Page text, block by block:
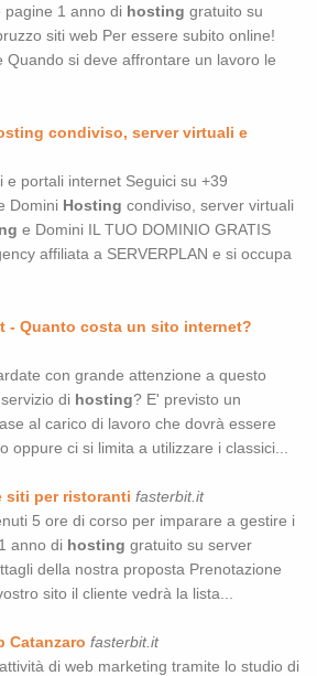
pagine 1 anno di hosting gratuito su
siti web Per essere subito online!
Quando si deve affrontare un lavoro le
condiviso, server virtuali e
e portali internet Seguici su +39
Domini Hosting condiviso, server virtuali
e Domini IL TUO DOMINIO GRATIS
affiliata a SERVERPLAN e si occupa
- Quanto costa un sito internet?
con grande attenzione a questo
di hosting? E' previsto un
al carico di lavoro che dovrà essere
oppure ci si limita a utilizzare i classici...
siti per ristoranti fasterbit.it
5 ore di corso per imparare a gestire i
anno di hosting gratuito su server
della nostra proposta Prenotazione
sito il cliente vedrà la lista...
Catanzaro fasterbit.it
di web marketing tramite lo studio di